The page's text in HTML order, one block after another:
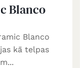
Blanco
Blanco
kā telpas